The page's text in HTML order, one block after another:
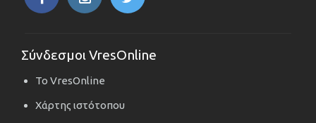
Σύνδεσμοι VresOnline
Το VresOnline
Χάρτης ιστότοπου